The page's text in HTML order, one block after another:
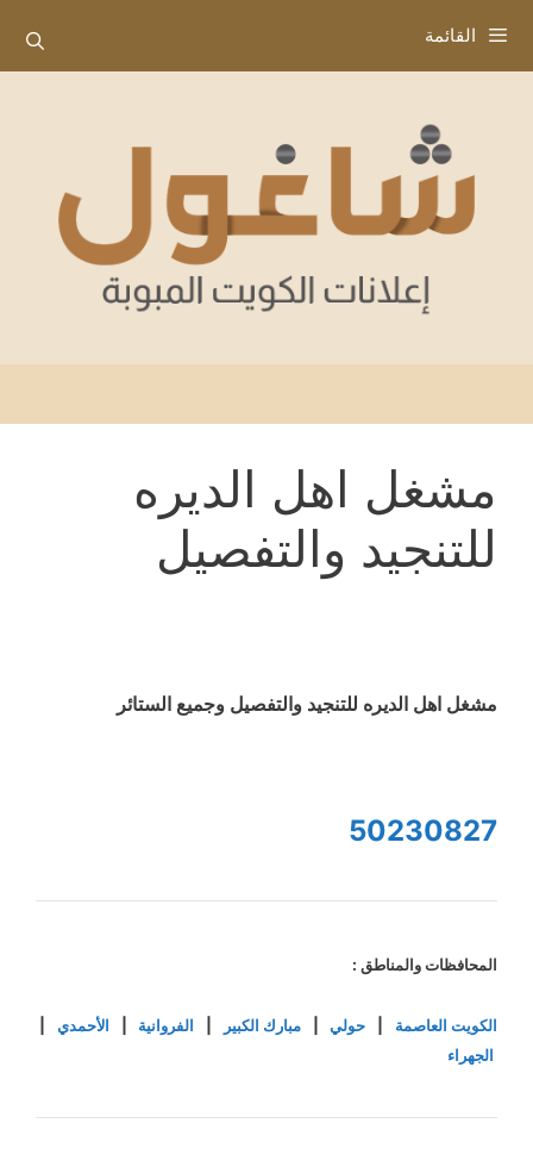
إلى
المحتوى
القائمة
مشغل اهل الديره
للتنجيد والتفصيل
مشغل اهل الديره للتنجيد والتفصيل وجميع الستائر
50230827
المحافظات والمناطق :
الكويت العاصمة حولي|مبارك الكبير الفروانية الأحمدي
الجهراء